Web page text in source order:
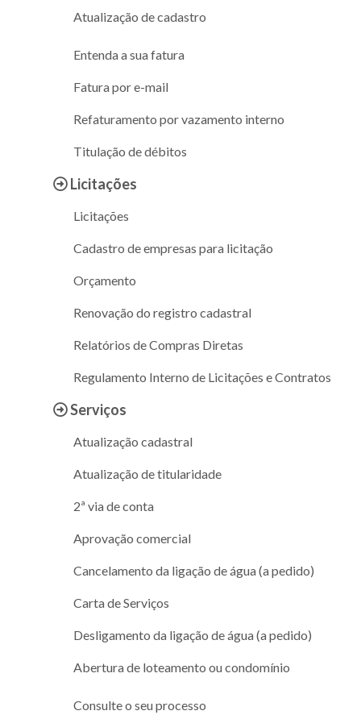
Atualização de cadastro
Entenda a sua fatura
Fatura por e-mail
Refaturamento por vazamento interno
Titulação de débitos
Licitações
Licitações
Cadastro de empresas para licitação
Orçamento
Renovação do registro cadastral
Relatórios de Compras Diretas
Regulamento Interno de Licitações e Contratos
Serviços
Atualização cadastral
Atualização de titularidade
2ª via de conta
Aprovação comercial
Cancelamento da ligação de água (a pedido)
Carta de Serviços
Desligamento da ligação de água (a pedido)
Abertura de loteamento ou condomínio
Consulte o seu processo